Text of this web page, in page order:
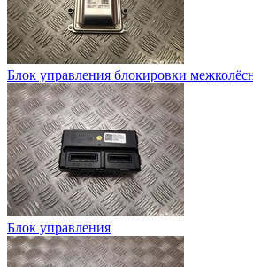
Блок управления блокировки
Блок управления